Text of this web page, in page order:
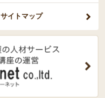
サイトマップ